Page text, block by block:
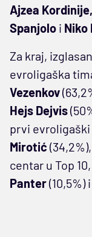
Ajzea
Spanjolo i Niko
Za kraj,
evroligaška
Vezenkov
Hejs Dejvis
prvi
Mirotić (34,2%),
centar u Top 10,
Panter(10,5%) i